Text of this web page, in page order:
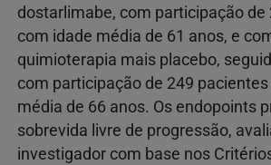
dostarlimabe, com participação de
com idade média de 61 anos, e
quimioterapia mais placebo,
com participação de 249
média de 66 anos. Os endopoints
sobrevida livre de progressão,
investigador com base nos